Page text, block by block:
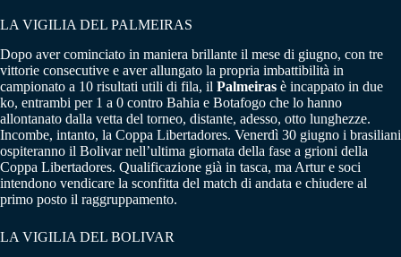
LA VIGILIA DEL PALMEIRAS
Dopo aver cominciato in maniera brillante il mese di giugno, con tre
vittorie consecutive e aver allungato la propria imbattibilità in
campionato a 10 risultati utili di fila, il Palmeiras è incappato in due
ko, entrambi per 1 a 0 contro Bahia e Botafogo che lo hanno
allontanato dalla vetta del torneo, distante, adesso, otto lunghezze.
Incombe, intanto, la Coppa Libertadores. Venerdì 30 giugno i brasiliani
ospiteranno il Bolivar nell’ultima giornata della fase a grioni della
Coppa Libertadores. Qualificazione già in tasca, ma Artur e soci
intendono vendicare la sconfitta del match di andata e chiudere al
primo posto il raggruppamento.
LA VIGILIA DEL BOLIVAR